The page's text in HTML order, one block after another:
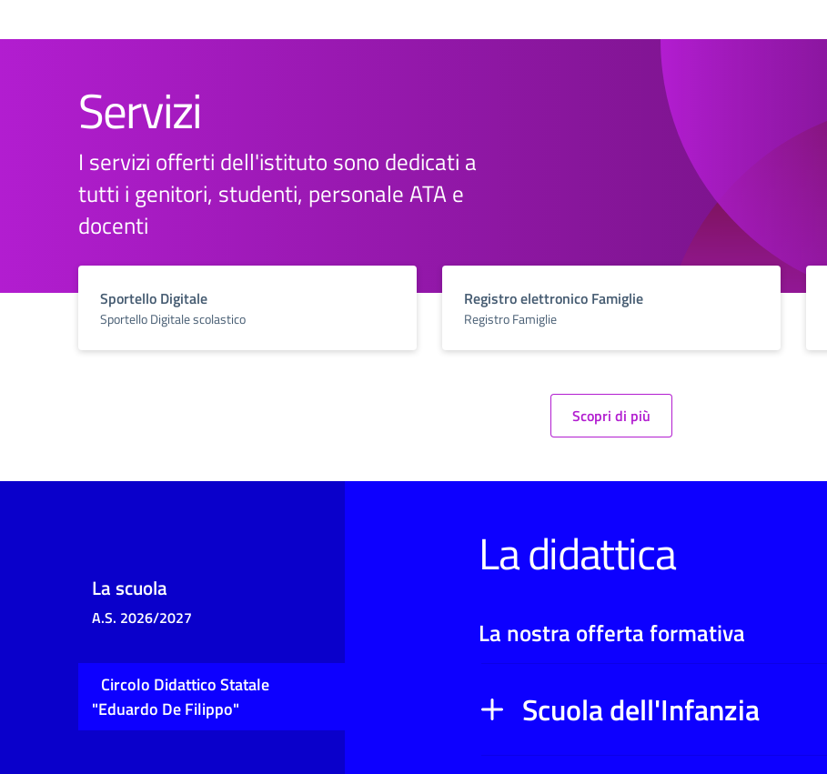
Servizi
I servizi offerti dell'istituto sono dedicati a
tutti i genitori, studenti, personale ATA e
docenti
Sportello Digitale
Sportello Digitale scolastico
Registro elettronico Famiglie
Registro Famiglie
Scopri di più
La didattica
La nostra offerta formativa
La scuola
A.S. 2026/2027
Circolo Didattico Statale
"Eduardo De Filippo"
Scuola dell'Infanzia